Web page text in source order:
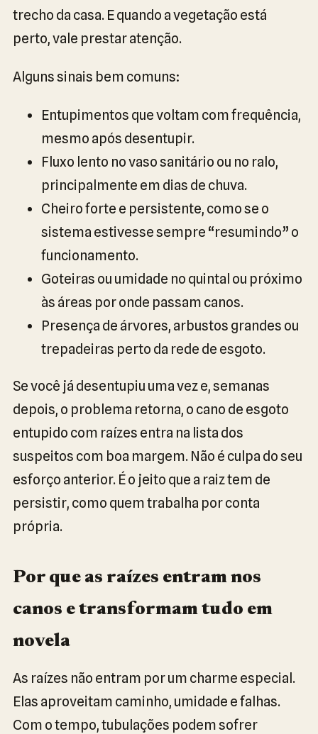
trecho da casa. E quando a vegetação está
perto, vale prestar atenção.
Alguns sinais bem comuns:
Entupimentos que voltam com frequência,
mesmo após desentupir.
Fluxo lento no vaso sanitário ou no ralo,
principalmente em dias de chuva.
Cheiro forte e persistente, como se o
sistema estivesse sempre “resumindo” o
funcionamento.
Goteiras ou umidade no quintal ou próximo
às áreas por onde passam canos.
Presença de árvores, arbustos grandes ou
trepadeiras perto da rede de esgoto.
Se você já desentupiu uma vez e, semanas
depois, o problema retorna, o cano de esgoto
entupido com raízes entra na lista dos
suspeitos com boa margem. Não é culpa do seu
esforço anterior. É o jeito que a raiz tem de
persistir, como quem trabalha por conta
própria.
Por que as raízes entram nos
canos e transformam tudo em
novela
As raízes não entram por um charme especial.
Elas aproveitam caminho, umidade e falhas.
Com o tempo, tubulações podem sofrer